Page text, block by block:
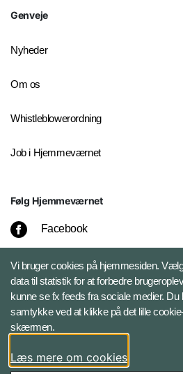
Genveje
Nyheder
Om os
Whistleblowerordning
Job i Hjemmeværnet
Følg Hjemmeværnet
Facebook
Instagram
LinkedIn
X
Vi bruger cookies på hjemmesiden.
data til statistik for at forbedre
kunne se fx feeds fra sociale medier.
samtykke ved at klikke på det lille
skærmen.
Læs mere om cookies